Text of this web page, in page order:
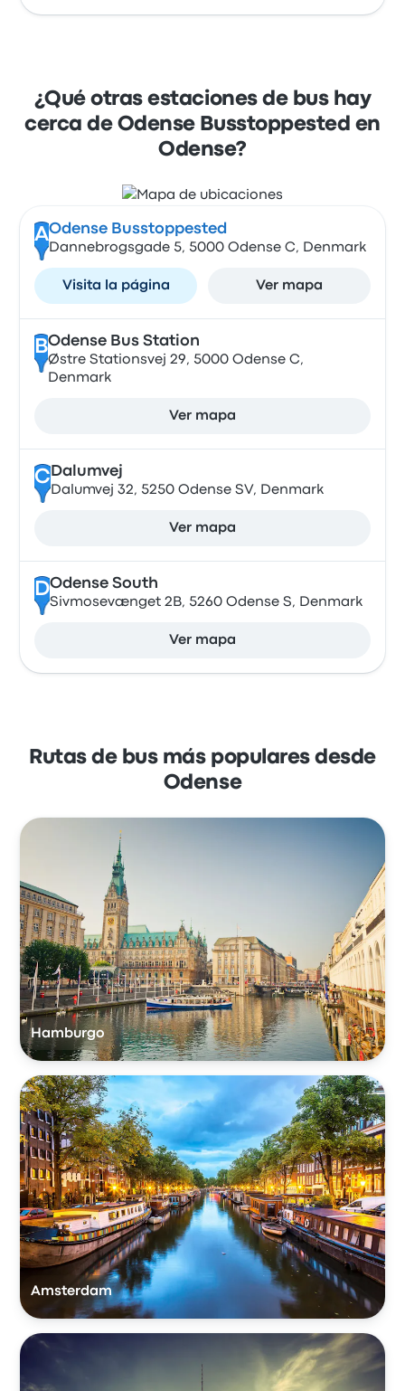
¿Qué otras estaciones de bus hay
cerca de Odense Busstoppested en
Odense?
AOdense Busstoppested
Dannebrogsgade 5, 5000 Odense C, Denmark
Visita la página Ver mapa
BOdense Bus Station
Østre Stationsvej 29, 5000 Odense C,
Denmark
Ver mapa
CDalumvej
Dalumvej 32, 5250 Odense SV, Denmark
Ver mapa
DOdense South
Sivmosevænget 2B, 5260 Odense S, Denmark
Ver mapa
Rutas de bus más populares desde
Odense
Hamburgo
Amsterdam